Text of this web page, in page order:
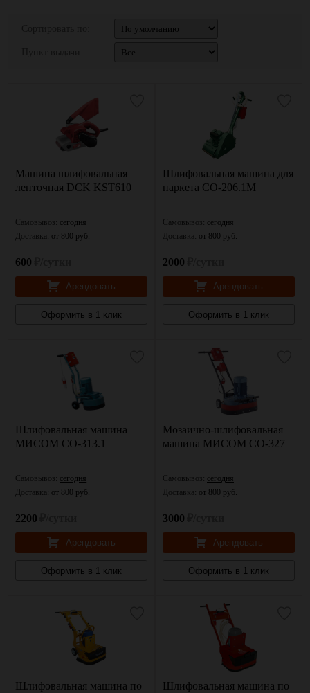
Машина шлифовальная
ленточная DCK KST610
Самовывоз: сегодня
Доставка: от 800 руб.
600
Арендовать
Оформить в 1 клик
Шлифовальная машина для
паркета СО-206.1M
Самовывоз: сегодня
Доставка: от 800 руб.
2000
Арендовать
Оформить в 1 клик
Шлифовальная машина
МИСОМ СО-313.1
Самовывоз: сегодня
Доставка: от 800 руб.
2200
Арендовать
Оформить в 1 клик
Мозаично-шлифовальная
машина МИСОМ СО-327
Самовывоз: сегодня
Доставка: от 800 руб.
3000
Арендовать
Оформить в 1 клик
Шлифовальная машина по
Шлифовальная машина по